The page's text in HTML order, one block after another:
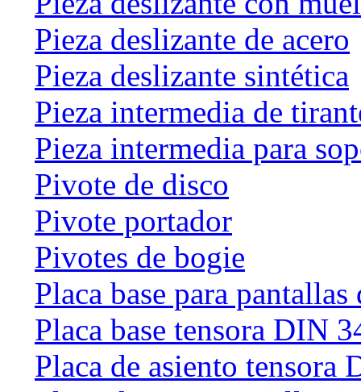
Pieza deslizante de acero
Pieza deslizante sintética
Pieza intermedia de
Pieza intermedia para
Pivote de disco
Pivote portador
Pivotes de bogie
Placa base para pantallas
Placa base tensora DIN
Placa de asiento tensora